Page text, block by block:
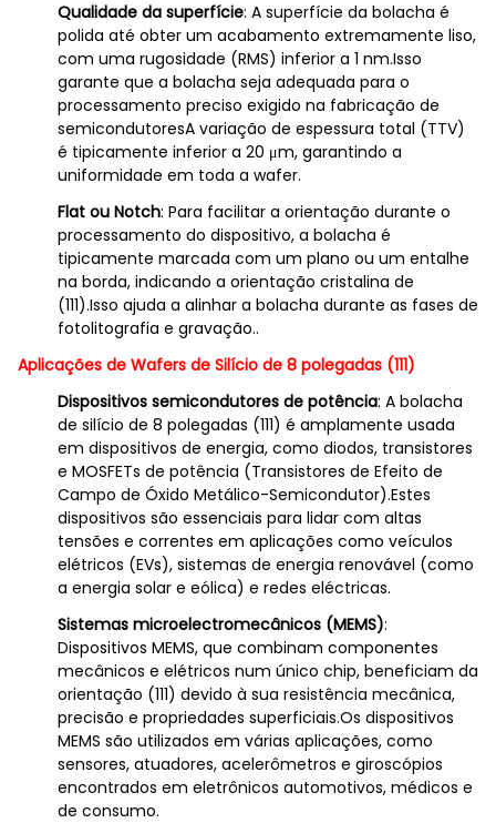
Qualidade da superfície: A superfície da bolacha é
polida até obter um acabamento extremamente liso,
com uma rugosidade (RMS) inferior a 1 nm.Isso
garante que a bolacha seja adequada para o
processamento preciso exigido na fabricação de
semicondutoresA variação de espessura total (TTV)
é tipicamente inferior a 20 μm, garantindo a
uniformidade em toda a wafer.
Flat ou Notch: Para facilitar a orientação durante o
processamento do dispositivo, a bolacha é
tipicamente marcada com um plano ou um entalhe
na borda, indicando a orientação cristalina de
(111).Isso ajuda a alinhar a bolacha durante as fases de
fotolitografia e gravação..
Aplicações de Wafers de Silício de 8 polegadas (111)
Dispositivos semicondutores de potência: A bolacha
de silício de 8 polegadas (111) é amplamente usada
em dispositivos de energia, como diodos, transistores
e MOSFETs de potência (Transistores de Efeito de
Campo de Óxido Metálico-Semicondutor).Estes
dispositivos são essenciais para lidar com altas
tensões e correntes em aplicações como veículos
elétricos (EVs), sistemas de energia renovável (como
a energia solar e eólica) e redes eléctricas.
Sistemas microelectromecânicos (MEMS):
Dispositivos MEMS, que combinam componentes
mecânicos e elétricos num único chip, beneficiam da
orientação (111) devido à sua resistência mecânica,
precisão e propriedades superficiais.Os dispositivos
MEMS são utilizados em várias aplicações, como
sensores, atuadores, acelerômetros e giroscópios
encontrados em eletrônicos automotivos, médicos e
de consumo.